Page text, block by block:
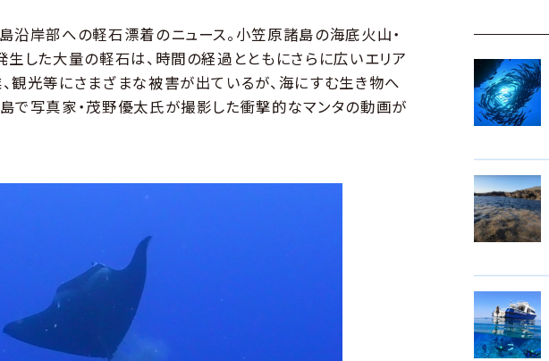
沿岸部への軽石漂着のニュース。小笠原諸島の海底火山・
生した大量の軽石は、時間の経過とともにさらに広いエリア
観光等にさまざまな被害が出ているが、海にすむ生き物へ
で写真家・茂野優太氏が撮影した衝撃的なマンタの動画が